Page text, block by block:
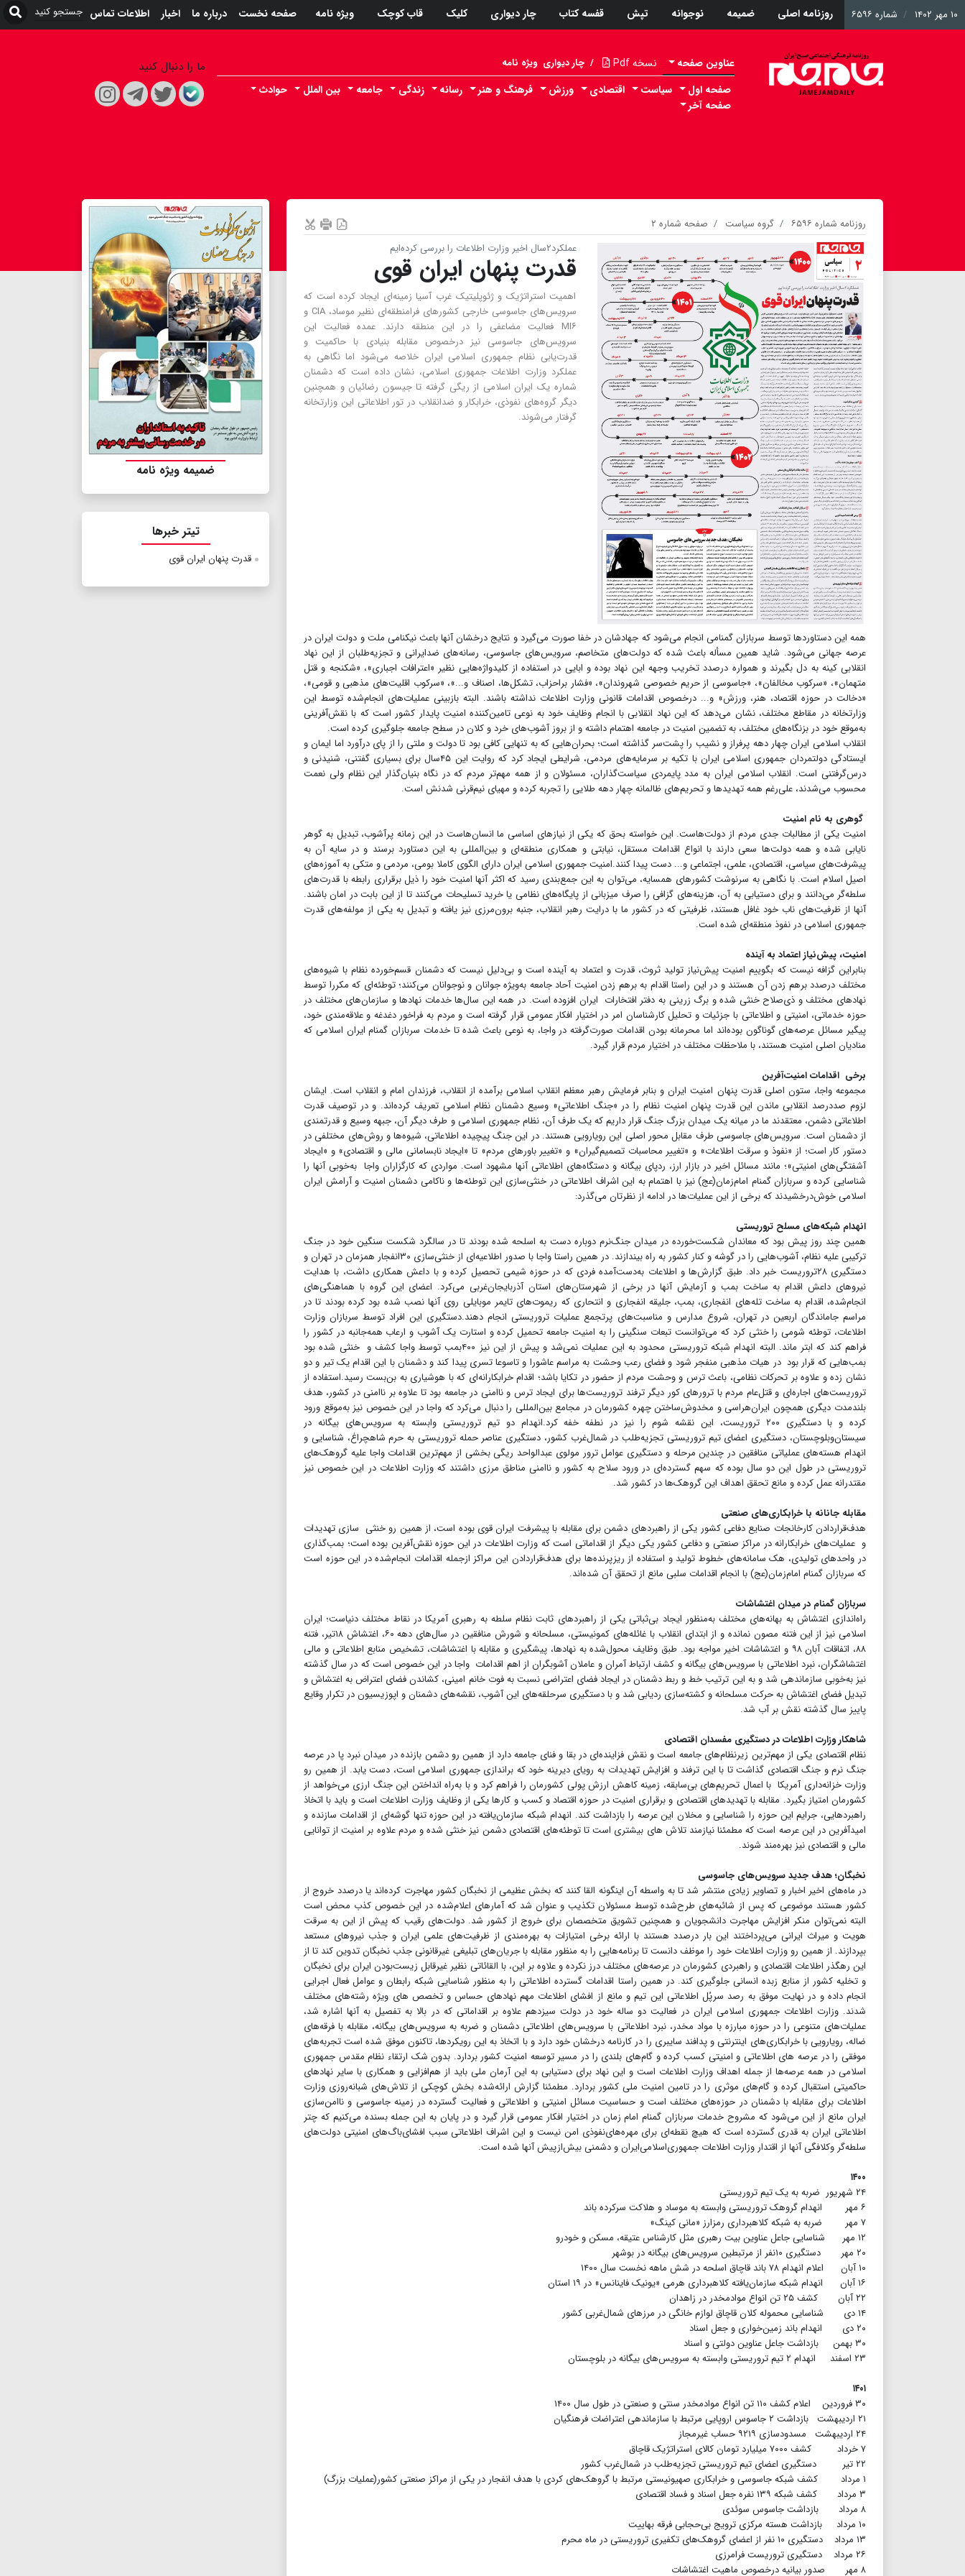
۱۰ مهر ۱۴۰۲ شماره ۶۵۹۶ روزنامه اصلی ضمیمه نوجوانه تپش قفسه کتاب چار دیواری کلیک قاب کوچک ویژه نامه صفحه نخست درباره ما اخبار اطلاعات تماس
عناوین صفحه نسخه Pdf / چار دیواری ویژه نامه
صفحه اول سیاست اقتصادی ورزش فرهنگ و هنر رسانه زندگی جامعه بین الملل
حوادث
صفحه آخر
ما را دنبال کنید
روزنامه شماره ۶۵۹۶ گروه سیاست
صفحه شماره ۲
عملکرد‌۲‌سال اخیر وزارت اطلاعات را بررسی کرده‌ایم
قدرت پنهان ایران قوی
اهمیت استراتژیک و ژئوپلیتیک غرب آسیا زمینه‌ای ایجاد کرده است که
سرویس‌های جاسوسی خارجی کشورهای فرامنطقه‌ای نظیر موساد، CIA و
MI۶ فعالیت مضاعفی را در این منطقه دارند. عمده فعالیت این
سرویس‌های جاسوسی نیز درخصوص مقابله بنیادی با حاکمیت و
قدرت‌یابی نظام جمهوری اسلامی ایران خلاصه می‌شود اما نگاهی به
عملکرد وزارت اطلاعات جمهوری اسلامی، نشان داده است که دشمنان
شماره یک ایران اسلامی از ریگی گرفته تا جیسون رضائیان و همچنین
دیگر گروه‌های نفوذی، خرابکار و ضدانقلاب در تور اطلاعاتی این وزارتخانه
گرفتار می‌شوند.
همه این دستاوردها توسط سربازان گمنامی انجام می‌شود که جهادشان در خفا صورت می‌گیرد و نتایج درخشان آنها باعث نیکنامی ملت و دولت ایران در
عرصه جهانی می‌شود. شاید همین مسأله باعث شده که دولت‌های متخاصم، سرویس‌های جاسوسی، رسانه‌های ضدایرانی و تجزیه‌طلبان از این نهاد
انقلابی کینه به دل بگیرند و همواره درصدد تخریب وجهه این نهاد بوده و ابایی در استفاده از کلیدواژه‌هایی نظیر «اعترافات اجباری»، «شکنجه و قتل
متهمان»، «سرکوب مخالفان»، «جاسوسی از حریم خصوصی شهروندان»، «فشار براحزاب، تشکل‌ها، اصناف و...»، «سرکوب اقلیت‌های مذهبی و قومی»،
«دخالت در حوزه اقتصاد، هنر، ورزش» و... درخصوص اقدامات قانونی وزارت اطلاعات نداشته باشند. البته بازبینی عملیات‌های انجام‌شده توسط این
وزارتخانه در مقاطع مختلف، نشان‌ می‌دهد که این نهاد انقلابی با انجام وظایف خود به نوعی تامین‌کننده امنیت پایدار کشور است که با نقش‌آفرینی
به‌موقع خود در بزنگاه‌های مختلف، به تضمین امنیت در جامعه اهتمام داشته و از بروز آشوب‌های خرد و کلان در سطح جامعه جلوگیری کرده است.
انقلاب اسلامی ایران چهار دهه پرفراز و نشیب را پشت‌سر گذاشته است؛ بحران‌هایی که به تنهایی کافی بود تا دولت و ملتی را از پای درآورد اما ایمان و
ایستادگی دولتمردان جمهوری اسلامی ایران با تکیه بر سرمایه‌های مردمی، شرایطی ایجاد کرد که روایت این ۴۵سال برای بسیاری گفتنی، شنیدنی و
درس‌گرفتنی است. انقلاب اسلامی ایران به مدد پایمردی سیاست‌گذاران، مسئولان و از همه مهم‌تر مردم که در نگاه بنیان‌گذار این نظام ولی نعمت
محسوب می‌شدند، علی‌رغم همه تهدیدها و تحریم‌های ظالمانه چهار دهه طلایی را تجربه کرده و مهیای نیم‌قرنی شدنش است.
گوهری به نام امنیت
امنیت یکی از مطالبات جدی مردم از دولت‌هاست. این خواسته بحق که یکی از نیازهای اساسی ما انسان‌هاست در این زمانه پرآشوب، تبدیل به گوهر
نایابی شده و همه دولت‌ها سعی دارند با انواع اقدامات مستقل، نیابتی و همکاری منطقه‌ای و بین‌المللی به این دستاورد برسند و در سایه آن به
پیشرفت‌های سیاسی، اقتصادی، علمی، اجتماعی و... دست پیدا کنند.امنیت جمهوری اسلامی ایران دارای الگوی کاملا بومی، مردمی و متکی به آموزه‌‌های
اصیل اسلام است. با نگاهی به سرنوشت کشورهای همسایه، می‌توان به این جمع‌بندی رسید که اکثر آنها امنیت خود را ذیل برقراری رابطه با قدرت‌های
سلطه‌‌گر می‌دانند و برای دستیابی به آن، هزینه‌‌های گزافی را صرف میزبانی از پایگاه‌‌های نظامی یا خرید تسلیحات می‌کنند تا از این بابت در امان باشند.
آنها از ظرفیت‌های ناب خود غافل‌ هستند، ظرفیتی که در کشور ما با درایت رهبر انقلاب، جنبه برون‌مرزی نیز یافته و تبدیل به یکی از مولفه‌های قدرت
جمهوری اسلامی در نفوذ منطقه‌ای شده است.
امنیت، پیش‌نیاز اعتماد به آینده
بنابراین گزافه نیست که بگوییم امنیت پیش‌نیاز تولید ثروث، قدرت و اعتماد به آینده است و بی‌دلیل نیست که دشمنان قسم‌خورده نظام با شیوه‌های
مختلف درصدد برهم زدن آن هستند و در این راستا اقدام به برهم زدن امنیت آحاد جامعه به‌ویژه جوانان و نوجوانان می‌کنند؛ توطئه‌ای که مکررا توسط
نهادهای مختلف و ذی‌صلاح خنثی شده و برگ زرینی به دفتر افتخارات ایران افزوده است. در همه این سال‌ها خدمات نهادها و سازمان‌های مختلف در
حوزه خدماتی، امنیتی و اطلاعاتی با جزئیات و تحلیل کارشناسان امر در اختیار افکار عمومی قرار گرفته است و مردم به فراخور دغدغه و علاقه‌مندی خود،
پیگیر مسائل عرصه‌های گوناگون بوده‌اند اما محرمانه بودن اقدامات صورت‌گرفته در واجا، به نوعی باعث شده تا خدمات سربازان گمنام ایران اسلامی که
منادیان اصلی امنیت هستند، با ملاحظات مختلف در اختیار مردم قرار گیرد.
برخی اقدامات امنیت‌آفرین
مجموعه واجا، ستون اصلی قدرت پنهان امنیت ایران و بنابر فرمایش رهبر معظم انقلاب اسلامی برآمده از انقلاب، فرزندان امام و انقلاب است. ایشان
لزوم صددرصد انقلابی ماندن این قدرت پنهان امنیت نظام را در «جنگ اطلاعاتی» وسیع دشمنان نظام اسلامی تعریف کرده‌اند. و در توصیف قدرت
اطلاعاتی دشمن، معتقدند ما در میانه یک میدان بزرگ جنگ قرار داریم که یک طرف آن، نظام جمهوری اسلامی و طرف دیگر آن، جبهه وسیع و قدرتمندی
از دشمنان است. سرویس‌های جاسوسی طرف مقابل محور اصلی این رویارویی هستند. در این جنگ پیچیده اطلاعاتی، شیوه‌ها و روش‌های مختلفی در
دستور کار است؛ از «نفوذ و سرقت اطلاعات» و «تغییر محاسبات تصمیم‌گیران» و «تغییر باورهای مردم» تا «ایجاد نابسامانی مالی و اقتصادی» و «ایجاد
آشفتگی‌های امنیتی»؛ مانند مسائل اخیر در بازار ارز، ردپای بیگانه و دستگاه‌های اطلاعاتی آنها مشهود است. مواردی که کارگزاران واجا به‌خوبی آنها را
شناسایی کرده و سربازان گمنام امام‌زمان(عج) نیز با اهتمام به این اشراف اطلاعاتی در خنثی‌سازی این توطئه‌ها و ناکامی دشمنان امنیت و آرامش ایران
اسلامی خوش‌درخشیدند که برخی از این عملیات‌ها در ادامه از نظرتان می‌گذرد:
انهدام شبکه‌های مسلح تروریستی
همین چند روز پیش بود که معاندان شکست‌خورده در میدان جنگ‌نرم دوباره دست به اسلحه شده بودند تا در سالگرد شکست سنگین خود در جنگ
ترکیبی علیه نظام، آشوب‌هایی را در گوشه و کنار کشور به راه بیندازند. در همین راستا واجا با صدور اطلاعیه‌ای از خنثی‌‌سازی ۳۰انفجار همزمان در تهران و
دستگیری ۲۸تروریست خبر داد. طبق گزارش‌ها و اطلاعات به‌دست‌آمده فردی که در حوزه شیمی تحصیل کرده و با داعش همکاری داشت، با هدایت
نیرو‌های داعش اقدام به ساخت بمب و آزمایش آنها در برخی از شهرستان‌های استان آذربایجان‌غربی می‌کرد. اعضای این گروه با هماهنگی‌های
انجام‌شده، اقدام به ساخت تله‌های‌ انفجاری، بمب، جلیقه انفجاری و انتحاری که ریموت‌های تایمر موبایلی روی آنها نصب شده بود کرده بودند تا در
مراسم جاماندگان اربعین در تهران، شروع مدارس و مناسبت‌های پرتجمع عملیات تروریستی انجام دهند.دستگیری این افراد توسط سربازان وزارت
اطلاعات، توطئه شومی را خنثی کرد که می‌توانست تبعات سنگینی را به امنیت جامعه تحمیل کرده و استارت یک آشوب و ارعاب همه‌جانبه در کشور را
فراهم کند که ابتر ماند. البته انهدام شبکه تروریستی محدود به این عملیات نمی‌شد و پیش از این نیز ۴۰۰بمب توسط واجا کشف و خنثی شده بود
بمب‌هایی که قرار بود در هیات مذهبی منفجر شود و فضای رعب وحشت به مراسم عاشورا و تاسوعا تسری پیدا کند و دشمنان با این اقدام یک تیر و دو
نشان زده و علاوه بر تحرکات نظامی، باعث ترس و وحشت مردم از حضور در تکایا باشد؛ اقدام خرابکارانه‌ای که با هوشیاری به بن‌بست رسید.استفاده از
تروریست‌های اجاره‌ای و قتل‌عام مردم با ترورهای کور دیگر ترفند تروریست‌ها برای ایجاد ترس و ناامنی در جامعه بود تا علاوه بر ناامنی در کشور، هدف
بلندمدت دیگری همچون ایران‌هراسی و مخدوش‌ساختن چهره کشورمان در مجامع بین‌المللی را دنبال می‌کرد که واجا در این خصوص نیز به‌موقع ورود
کرده و با دستگیری ۲۰۰ تروریست، این نقشه شوم را نیز در نطفه خفه کرد.انهدام دو تیم تروریستی وابسته به سرویس‌های بیگانه در
سیستان‌وبلوچستان، دستگیری اعضای تیم تروریستی تجزیه‌طلب در شمال‌غرب کشور، دستگیری عناصر حمله تروریستی به حرم شاهچراغ، شناسایی و
انهدام هسته‌های عملیاتی منافقین در چندین مرحله و دستگیری عوامل ترور مولوی عبدالواحد ریگی بخشی از مهم‌ترین اقدامات واجا علیه گروهک‌های
تروریستی در طول این دو سال بوده که سهم گسترده‌ای در ورود سلاح به کشور و ناامنی مناطق مرزی داشتند که وزارت اطلاعات در این خصوص نیز
مقتدرانه عمل کرده و مانع تحقق اهداف این گروهک‌ها در کشور شد.
مقابله جانانه با خرابکاری‌های صنعتی
هدف‌قراردادن کارخانجات صنایع دفاعی کشور یکی از راهبردهای دشمن برای مقابله با پیشرفت ایران قوی بوده است، از همین رو خنثی سازی تهدیدات
و عملیات‌های خرابکارانه در مراکز صنعتی و دفاعی کشور یکی دیگر از اقداماتی است که وزارت اطلاعات در این حوزه نقش‌آفرین بوده است؛ بمب‌گذاری
در واحدهای تولیدی، هک سامانه‌های خطوط تولید و استفاده از ریزپرنده‌ها برای هدف‌قراردادن این مراکز ازجمله اقدامات انجام‌شده در این حوزه است
که سربازان گمنام امام‌زمان(عج) با انجام اقدامات سلبی مانع از تحقق آن شده‌اند.
سربازان گمنام در میدان اغتشاشات
راه‌اندازی اغتشاش به بهانه‌های مختلف به‌منظور ایجاد بی‌ثباتی یکی از راهبردهای ثابت نظام سلطه به رهبری آمریکا در نقاط مختلف دنیاست؛ ایران
اسلامی نیز از این فتنه مصون نمانده و از ابتدای انقلاب با غائله‌های کمونیستی، مسلحانه و شورش منافقین در سال‌های دهه ۶۰، اغتشاش ۱۸تیر، فتنه
۸۸، اتفاقات آبان ۹۸ و اغتشاشات اخیر مواجه بود. طبق وظایف محول‌شده به نهادها، پیشگیری و مقابله با اغتشاشات، تشخیص منابع اطلاعاتی و مالی
اغتشاشگران، نبرد اطلاعاتی با سرویس‌های بیگانه و کشف ارتباط آمران و عاملان آشوبگران از اهم اقدامات واجا در این خصوص است که در سال گذشته
نیز به‌خوبی سازماندهی شد و به این ترتیب خط و ربط دشمنان در ایجاد فضای اعتراضی نسبت به فوت خانم امینی، کشاندن فضای اعتراض به اغتشاش و
تبدیل فضای اغتشاش به حرکت مسلحانه و کشته‌سازی ردیابی شد و با دستگیری سرحلقه‌های این آشوب، نقشه‌های دشمنان و اپوزیسیون در تکرار وقایع
پاییز سال گذشته نقش بر آب شد.
شاهکار وزارت اطلاعات در دستگیری مفسدان اقتصادی
نظام اقتصادی یکی از مهم‌ترین زیرنظام‌های جامعه است و نقش فزاینده‌ای در بقا و فنای جامعه دارد از همین رو دشمن بازنده در میدان نبرد پا در عرصه
جنگ نرم و جنگ اقتصادی گذاشت تا با این ترفند و افزایش تهدیدات به رویای دیرینه خود که براندازی جمهوری اسلامی است، دست یابد. از همین رو
وزارت خزانه‌داری آمریکا با اعمال تحریم‌های بی‌سابقه، زمینه کاهش ارزش پولی کشورمان را فراهم کرد و با به‌راه انداختن این جنگ ارزی می‌خواهد از
کشورمان امتیاز بگیرد. مقابله با تهدیدهای اقتصادی و برقراری امنیت در حوزه اقتصاد و کسب و کارها یکی از وظایف وزارت اطلاعات است و باید با اتخاذ
راهبردهایی، جرایم این حوزه را شناسایی و مخلان این عرصه را بازداشت کند. انهدام شبکه سازمان‌یافته در این حوزه تنها گوشه‌ای از اقدامات سازنده و
امیدآفرین در این عرصه است که مطمئنا نیازمند تلاش های بیشتری است تا توطئه‌های اقتصادی دشمن نیز خنثی شده و مردم علاوه بر امنیت از توانایی
مالی و اقتصادی نیز بهره‌مند شوند.
نخبگان؛ هدف جدید سرویس‌های جاسوسی
در ماه‌های اخیر اخبار و تصاویر زیادی منتشر شد تا به واسطه آن اینگونه القا کنند که بخش عظیمی از نخبگان کشور مهاجرت کرده‌اند یا درصدد خروج از
کشور هستند موضوعی که پس از شائبه‌های طرح‌شده توسط مسئولان تکذیب و عنوان شد که آمارهای اعلام‌شده در این خصوص کذب محض است
البته نمی‌توان منکر افزایش مهاجرت دانشجویان و همچنین تشویق متخصصان برای خروج از کشور شد. دولت‌های رقیب که پیش از این به سرقت
هویت و میراث ایرانی می‌پرداختند این بار درصدد هستند با ارائه برخی امتیازات به بهره‌مندی از ظرفیت‌های علمی ایران و جذب نیروهای مستعد
بپردازند. از همین رو وزارت اطلاعات خود را موظف دانست تا برنامه‌هایی را به منظور مقابله با جریان‌های تبلیغی غیرقانونی جذب نخبگان تدوین کند تا از
این رهگذر اطلاعات اقتصادی و راهبردی کشورمان در عرصه‌های مختلف درز نکرده و علاوه بر این، با القائاتی نظیر غیرقابل زیست‌بودن ایران برای نخبگان
و تخلیه کشور از منابع زبده انسانی جلوگیری کند. در همین راستا اقدامات گسترده اطلاعاتی را به منظور شناسایی شبکه رابطان و عوامل فعال اجرایی
انجام داده و در نهایت موفق به رصد سرپُل اطلاعاتی این تیم و مانع از افشای اطلاعات مهم نهادهای حساس و تخصص های ویژه رشته‌های مختلف
شدند. وزارت اطلاعات جمهوری اسلامی ایران در فعالیت دو ساله خود در دولت سیزدهم علاوه بر اقداماتی که در بالا به تفصیل به آنها اشاره شد،
عملیات‌های متنوعی را در حوزه مبارزه با مواد مخدر، نبرد اطلاعاتی با سرویس‌های اطلاعاتی دشمنان و ضربه به سرویس‌های بیگانه، مقابله با فرقه‌های
ضاله، رویارویی با خرابکاری‌های اینترنتی و پدافند سایبری را در کارنامه درخشان خود دارد و با اتخاذ به این رویکردها، تاکنون موفق شده است تجربه‌های
موفقی را در عرصه های اطلاعاتی و امنیتی کسب کرده و گام‌های بلندی را در مسیر توسعه امنیت کشور بردارد. بدون شک ارتقاء نظام مقدس جمهوری
اسلامی در همه عرصه‌ها از جمله اهداف وزارت اطلاعات است و این نهاد برای دستیابی به این آرمان ملی باید از هم‌افزایی و همکاری با سایر نهادهای
حاکمیتی استقبال کرده و گام‌های موثری را در تامین امنیت ملی کشور بردارد. مطمئنا گزارش ارائه‌شده بخش کوچکی از تلاش‌های شبانه‌روزی وزارت
اطلاعات برای مقابله با دشمنان در حوزه‌های مختلف است و حساسیت مسائل امنیتی و اطلاعاتی و فعالیت گسترده در زمینه جاسوسی و ناامن‌سازی
ایران مانع از این می‌شود که مشروح خدمات سربازان گمنام امام زمان در اختیار افکار عمومی قرار گیرد و در پایان به این جمله بسنده می‌کنیم که چتر
اطلاعاتی ایران به قدری گسترده است که هیچ نقطه‌ای برای مهره‌های‌نفوذی امن نیست و این اشراف اطلاعاتی سبب افشای‌باگ‌های امنیتی دولت‌های
سلطه‌گر وکلافگی آنها از اقتدار وزارت اطلاعات جمهوری‌اسلامی‌ایران و دشمنی بیش‌ازپیش آنها شده است.
۱۴۰۰
۲۴ شهریور ضربه به یک تیم تروریستی
۶ مهر انهدام گروهک تروریستی وابسته به موساد و هلاکت سرکرده باند
۷ مهر ضربه به شبکه کلاهبرداری رمزارز «مانی کینگ»
۱۲ مهر شناسایی جاعل عناوین بیت رهبری مثل کارشناس عتیقه، مسکن و خودرو
۲۰ مهر دستگیری ۱۰نفر از مرتبطین سرویس‌های بیگانه در بوشهر
۱۰ آبان اعلام انهدام ۷۸ باند قاچاق اسلحه در شش ماهه نخست سال ۱۴۰۰
۱۶ آبان انهدام شبکه سازمان‌یافته کلاهبرداری هرمی «یونیک فاینانس» در ۱۹ استان
۲۲ آبان کشف ۲۵ تن انواع موادمخدر در زاهدان
۱۴ دی شناسایی محموله کلان قاچاق لوازم خانگی در مرزهای شمال‌غربی کشور
۲۰ دی انهدام باند زمین‌خواری و جعل اسناد
۳۰ بهمن بازداشت جاعل عناوین دولتی و اسناد
۲۳ اسفند انهدام ۲ تیم تروریستی وابسته به سرویس‌های بیگانه در بلوچستان
۱۴۰۱
۳۰ فروردین اعلام کشف ۱۱۰ تن انواع موادمخدر سنتی و صنعتی در طول سال ۱۴۰۰
۲۱ اردیبهشت بازداشت ۲ جاسوس اروپایی مرتبط با سازماندهی اعتراضات فرهنگیان
۲۴ اردیبهشت مسدودسازی ۹۲۱۹ حساب غیرمجاز
۷ خرداد کشف ۷۰۰۰ میلیارد تومان کالای استراتژیک قاچاق
۲۲ تیر دستگیری اعضای تیم تروریستی تجزیه‌طلب در شمال‌غرب کشور
۱ مرداد کشف شبکه جاسوسی و خرابکاری صهیونیستی مرتبط با گروهک‌های کردی با هدف انفجار در یکی از مراکز صنعتی کشور(عملیات بزرگ)
۳ مرداد کشف شبکه ۱۳۹ نفره جعل اسناد و فساد اقتصادی
۸ مرداد بازداشت جاسوس سوئدی
۱۰ مرداد بازداشت هسته مرکزی ترویج بی‌حجابی فرقه بهاییت
۱۳ مرداد دستگیری ۱۰ نفر از اعضای گروهک‌های تکفیری تروریستی در ماه محرم
۲۶ مرداد دستگیری تروریست فرامرزی
۸ مهر صدور بیانیه درخصوص ماهیت اغتشاشات
ضمیمه ویژه نامه
تیتر خبرها
قدرت پنهان ایران قوی